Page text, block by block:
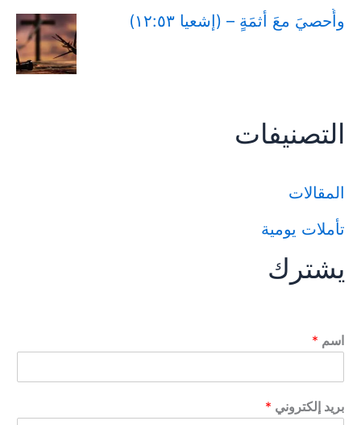
وأُحصيَ معَ أثمَةٍ – (إشعيا ١٢:٥٣)
التصنيفات
المقالات
تأملات يومية
يشترك
اسم*
بريد إلكتروني *